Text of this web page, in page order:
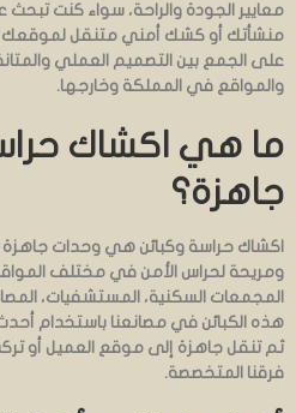
معايير الجودة والراحة، سواء كنت
منشأتك أو كشك أمني متنقل لموقعك
على الجمع بين التصميم العملي والمتانة
والمواقع في المملكة وخارجها.
ما هي اكشاك
جاهزة؟
اكشاك حراسة وكبائن هي وحدات جاهزة
ومريحة لحراس الأمن في مختلف
المجمعات السكنية، المستشفيات،
هذه الكبائن في مصانعنا باستخدام أحدث
ثم تنقل جاهزة إلى موقع العميل أو
فرقنا المتخصصة.